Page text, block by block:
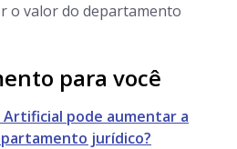
o valor do departamento
para você
Artificial pode aumentar a
jurídico?